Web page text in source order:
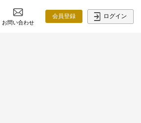
お問い合わせ
会員登録 ログイン